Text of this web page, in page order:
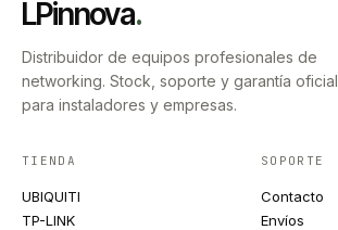
LPinnova.
Distribuidor de equipos profesionales de
networking. Stock, soporte y garantía oficial
para instaladores y empresas.
TIENDA
UBIQUITI
TP-LINK
SOPORTE
Contacto
Envíos